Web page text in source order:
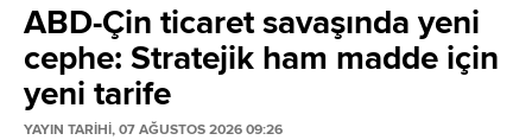
ABD-Çin ticaret savaşında yeni
cephe: Stratejik ham madde için
yeni tarife
YAYIN TARİHİ, 07 AĞUSTOS 2026 09:26